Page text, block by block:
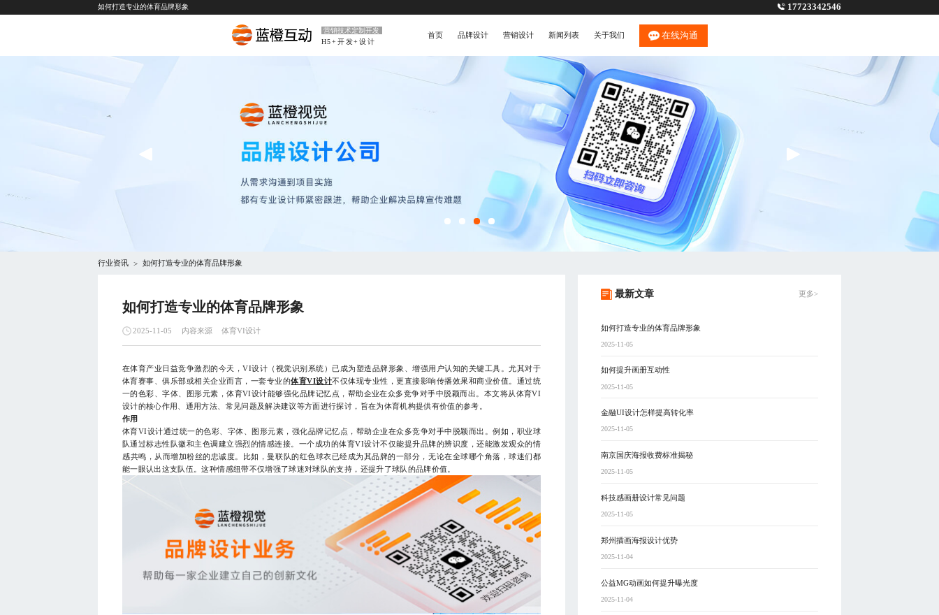
如何打造专业的体育品牌形象 17723342546
营销技术定制开发
H5+开发+设计
首页 品牌设计 营销设计 新闻列表 关于我们 在线沟通
行业资讯 > 如何打造专业的体育品牌形象
如何打造专业的体育品牌形象
2025-11-05 内容来源 体育VI设计
在体育产业日益竞争激烈的今天，VI设计（视觉识别系统）已成为塑造品牌形象、增强用户认知的关键工具。尤其对于
体育赛事、俱乐部或相关企业而言，一套专业的体育VI设计不仅体现专业性，更直接影响传播效果和商业价值。通过统
一的色彩、字体、图形元素，体育VI设计能够强化品牌记忆点，帮助企业在众多竞争对手中脱颖而出。本文将从体育VI
设计的核心作用、通用方法、常见问题及解决建议等方面进行探讨，旨在为体育机构提供有价值的参考。
作用
体育VI设计通过统一的色彩、字体、图形元素，强化品牌记忆点，帮助企业在众多竞争对手中脱颖而出。例如，职业球
队通过标志性队徽和主色调建立强烈的情感连接。一个成功的体育VI设计不仅能提升品牌的辨识度，还能激发观众的情
感共鸣，从而增加粉丝的忠诚度。比如，曼联队的红色球衣已经成为其品牌的一部分，无论在全球哪个角落，球迷们都
能一眼认出这支队伍。这种情感纽带不仅增强了球迷对球队的支持，还提升了球队的品牌价值。
最新文章 更多>
如何打造专业的体育品牌形象
2025-11-05
如何提升画册互动性
2025-11-05
金融UI设计怎样提高转化率
2025-11-05
南京国庆海报收费标准揭秘
2025-11-05
科技感画册设计常见问题
2025-11-05
郑州插画海报设计优势
2025-11-04
公益MG动画如何提升曝光度
2025-11-04